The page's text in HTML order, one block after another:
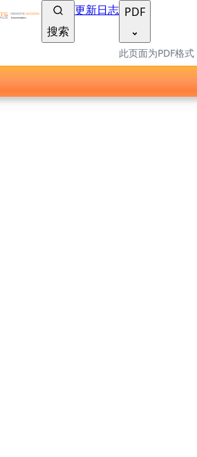
TSplus 文档 ®
搜索
更新日志 PDF
此页面为PDF格式